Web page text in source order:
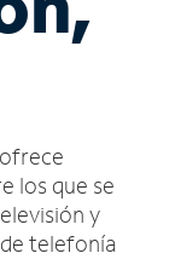
los que se
y
telefonía